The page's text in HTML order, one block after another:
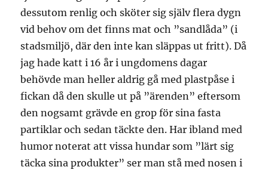
dessutom renlig och sköter sig själv flera dygn
vid behov om det finns mat och ”sandlåda” (i
stadsmiljö, där den inte kan släppas ut fritt). Då
jag hade katt i 16 år i ungdomens dagar
behövde man heller aldrig gå med plastpåse i
fickan då den skulle ut på ”ärenden” eftersom
den nogsamt grävde en grop för sina fasta
partiklar och sedan täckte den. Har ibland med
humor noterat att vissa hundar som ”lärt sig
täcka sina produkter” ser man stå med nosen i